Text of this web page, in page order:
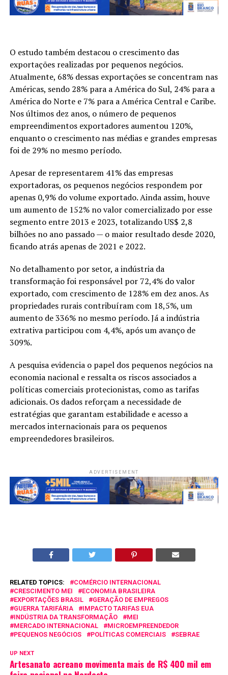
O estudo também destacou o crescimento das
exportações realizadas por pequenos negócios.
Atualmente, 68% dessas exportações se concentram nas
Américas, sendo 28% para a América do Sul, 24% para a
América do Norte e 7% para a América Central e Caribe.
Nos últimos dez anos, o número de pequenos
empreendimentos exportadores aumentou 120%,
enquanto o crescimento nas médias e grandes empresas
foi de 29% no mesmo período.
Apesar de representarem 41% das empresas
exportadoras, os pequenos negócios respondem por
apenas 0,9% do volume exportado. Ainda assim, houve
um aumento de 152% no valor comercializado por esse
segmento entre 2013 e 2023, totalizando US$ 2,8
bilhões no ano passado — o maior resultado desde 2020,
ficando atrás apenas de 2021 e 2022.
No detalhamento por setor, a indústria da
transformação foi responsável por 72,4% do valor
exportado, com crescimento de 128% em dez anos. As
propriedades rurais contribuíram com 18,5%, um
aumento de 336% no mesmo período. Já a indústria
extrativa participou com 4,4%, após um avanço de
309%.
A pesquisa evidencia o papel dos pequenos negócios na
economia nacional e ressalta os riscos associados a
políticas comerciais protecionistas, como as tarifas
adicionais. Os dados reforçam a necessidade de
estratégias que garantam estabilidade e acesso a
mercados internacionais para os pequenos
empreendedores brasileiros.
ADVERTISEMENT
RELATED TOPICS:
COMÉRCIO INTERNACIONAL
CRESCIMENTO MEI
ECONOMIA BRASILEIRA
EXPORTAÇÕES BRASIL
GERAÇÃO DE EMPREGOS
GUERRA TARIFÁRIA
IMPACTO TARIFAS EUA
INDÚSTRIA DA TRANSFORMAÇÃO
MEI
MERCADO INTERNACIONAL
MICROEMPREENDEDOR
PEQUENOS NEGÓCIOS
POLÍTICAS COMERCIAIS SEBRAE
UP NEXT
Artesanato acreano movimenta mais de R$ 400 mil em